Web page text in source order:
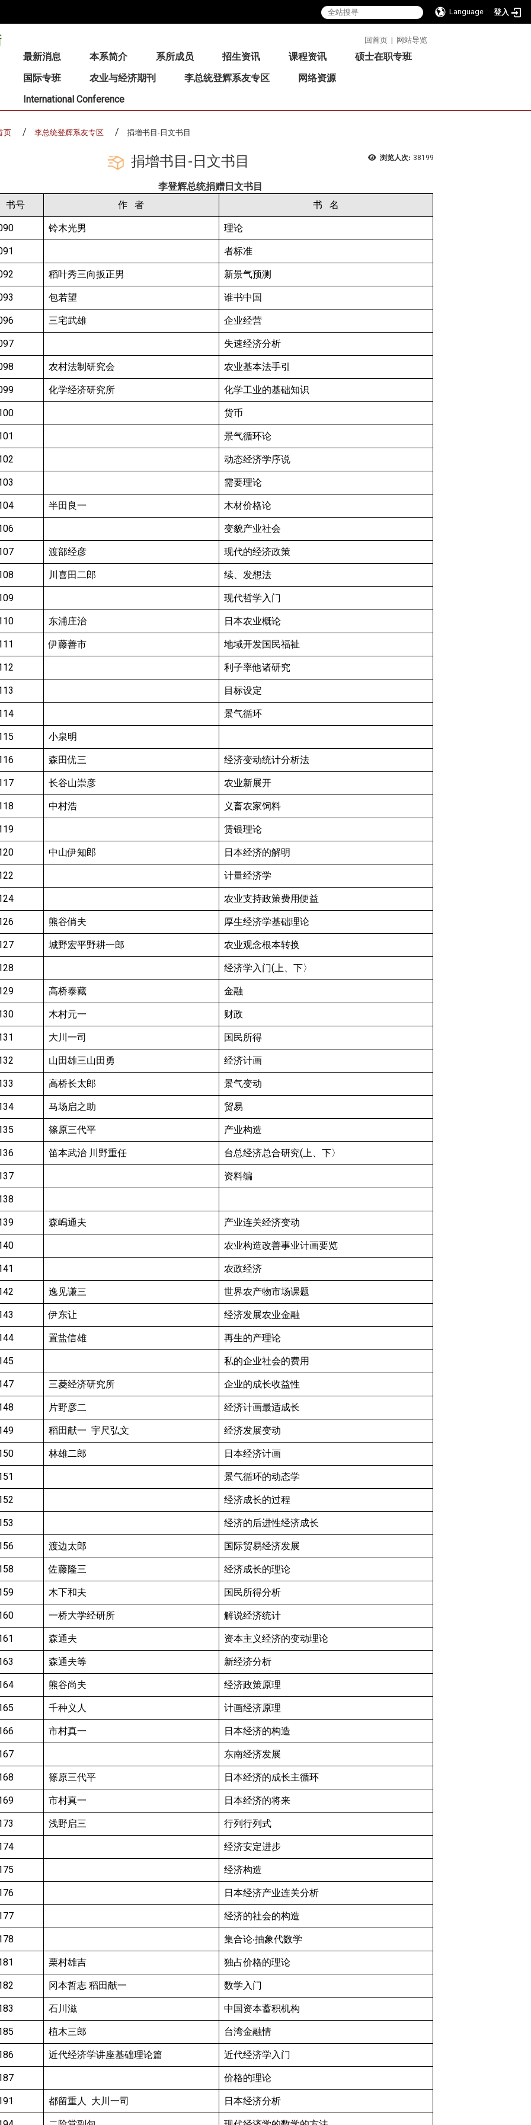
Language 登入
回首页 | 网站导览
最新消息 本系简介 系所成员 招生资讯 课程资讯
硕士在职专班
国际专班
农业与经济期刊 李总统登辉系友专区
网络资源
International Conference
页 李总统登辉系友专区 捐增书目-日文书目
浏览人次: 38199
捐增书目-日文书目
李登辉总统捐赠日文书目
书号
作 者 书 名
铃木光男 理论
者标准
稻叶秀三向扳正男 新景气预测
包若望 谁书中国
三宅武雄 企业经营
失速经济分析
农村法制研究会 农业基本法手引
化学经济研究所 化学工业的基础知识
货币
景气循环论
动态经济学序说
需要理论
半田良一 木材价格论
变貌产业社会
渡部经彦 现代的经济政策
川喜田二郎 续、发想法
现代哲学入门
东浦庄治 日本农业概论
伊藤善市 地域开发国民福祉
利子率他诸研究
目标设定
景气循环
小泉明
森田优三 经济变动统计分析法
长谷山崇彦 农业新展开
中村浩 义畜农家饲料
赁银理论
中山伊知郎 日本经济的解明
计量经济学
农业支持政策费用便益
熊谷俏夫 厚生经济学基础理论
城野宏平野耕一郎 农业观念根本转换
经济学入门(上、下〉
高桥泰藏 金融
木村元一 财政
大川一司 国民所得
山田雄三山田勇 经济计画
高桥长太郎 景气变动
马场启之助 贸易
篠原三代平 产业构造
笛本武治 川野重任 台总经济总合研究(上、下〉
资料编
森嶋通夫 产业连关经济变动
农业构造改善事业计画要览
农政经济
逸见谦三 世界农产物市场课题
伊东让 经济发展农业金融
置盐信雄 再生的产理论
私的企业社会的费用
三菱经济研究所 企业的成长收益性
片野彦二 经济计画最适成长
稻田献一 宇尺弘文 经济发展变动
林雄二郎 日本经济计画
景气循环的动态学
经济成长的过程
经济的后进性经济成长
渡边太郎 国际贸易经济发展
佐藤隆三 经济成长的理论
木下和夫 国民所得分析
一桥大学经研所 解说经济统计
森通夫 资本主义经济的变动理论
森通夫等 新经济分析
熊谷尚夫 经济政策原理
千种义人 计画经济原理
市村真一 日本经济的构造
东南经济发展
篠原三代平 日本经济的成长主循环
市村真一 日本经济的将来
浅野启三 行列行列式
经济安定进步
经济构造
日本经济产业连关分析
经济的社会的构造
集合论‧抽象代数学
栗村雄吉 独占价格的理论
冈本哲志 稻田献一 数学入门
石川滋 中国资本蓄积机构
植木三郎 台湾金融情
近代经济学讲座基础理论篇 近代经济学入门
价格的理论
都留重人 大川一司 日本经济分析